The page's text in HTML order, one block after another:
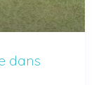
dans